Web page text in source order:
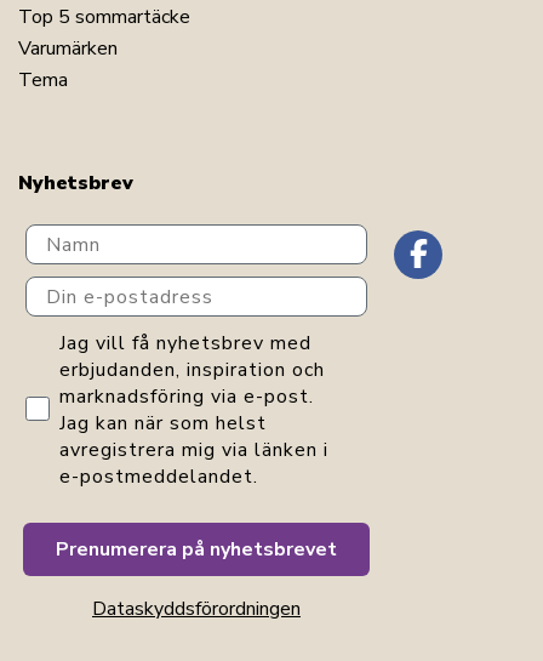
Top 5 sommartäcke
Varumärken
Tema
Nyhetsbrev
Navn
Din e-postadress
GDPR consent
Jag vill få nyhetsbrev med
erbjudanden, inspiration och
marknadsföring via e-post.
Jag kan när som helst
avregistrera mig via länken i
e-postmeddelandet.
Prenumerera på nyhetsbrevet
Dataskyddsförordningen